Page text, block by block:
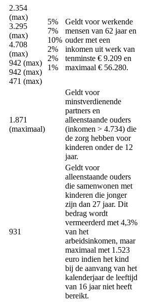
2.354
(max)
3.295
(max)
4.708
(max)
942 (max)
942 (max)
471 (max)
5%
7%
10%
2%
2%
1%
Geldt voor werkende
mensen van 62 jaar en
ouder met een
inkomen uit werk van
tenminste € 9.209 en
maximaal € 56.280.
1.871
(maximaal)
Geldt voor
minstverdienende
partners en
alleenstaande ouders
(inkomen > 4.734) die
de zorg hebben voor
kinderen onder de 12
jaar.
931
Geldt voor
alleenstaande ouders
die samenwonen met
kinderen die jonger
zijn dan 27 jaar. Dit
bedrag wordt
vermeerderd met 4,3%
van het
arbeidsinkomen, maar
maximaal met 1.523
euro indien het kind
bij de aanvang van het
kalenderjaar de leeftijd
van 16 jaar niet heeft
bereikt.